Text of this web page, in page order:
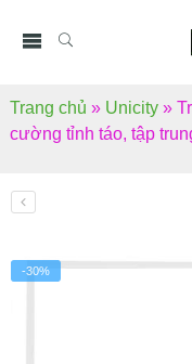
Trang chủ » Unicity »
cường tỉnh táo, tập
-30%